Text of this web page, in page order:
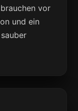
vor
und ein